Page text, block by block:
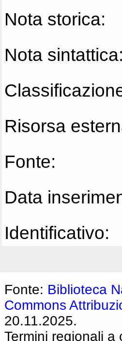
Nota storica:
Nota sintattica:
Risorsa
Fonte:
Data
Identificativo:
Fonte: Biblioteca
Commons
20.11.2025.
Termini regionali a